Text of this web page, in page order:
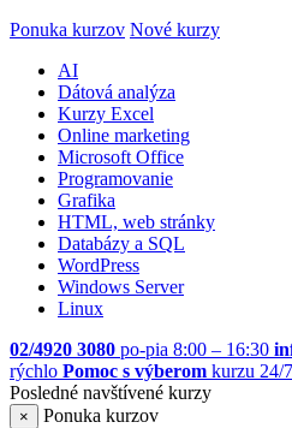
Ponuka kurzov Nové kurzy
AI
Dátová analýza
Kurzy Excel
Online marketing
Microsoft Office
Programovanie
Grafika
HTML, web stránky
Databázy a SQL
WordPress
Windows Server
Linux
02/4920 3080 po-pia 8:00 – 16:30
rýchlo Pomoc s výberom kurzu 24/7
Posledné navštívené kurzy
×
Ponuka kurzov